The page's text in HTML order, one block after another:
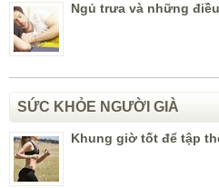
Ngủ trưa và những
SỨC KHỎE NGƯỜI GIÀ
Khung giờ tốt để tập